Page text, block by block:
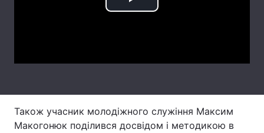
Регіони
Інтерв'ю Думки
Архів Вакансії
Play
Також учасник молодіжного служіння Максим
Макогонюк поділився досвідом і методикою в